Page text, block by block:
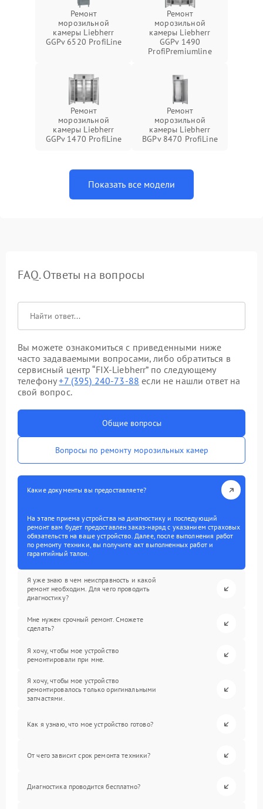
Ремонт
морозильной
камеры Liebherr
GGPv 6520 ProfiLine
Ремонт
морозильной
камеры Liebherr
GGPv 1490
ProfiPremiumline
Ремонт
морозильной
камеры Liebherr
GGPv 1470 ProfiLine
Ремонт
морозильной
камеры Liebherr
BGPv 8470 ProfiLine
Показать все модели
FAQ. Ответы на вопросы
Вы можете ознакомиться с приведенными ниже
часто задаваемыми вопросами, либо обратиться в
сервисный центр “FIX-Liebherr” по следующему
телефону+7 (395) 240-73-88 если не нашли ответ на
свой вопрос.
Общие вопросы
Вопросы по ремонту морозильных камер
Какие документы вы предоставляете?
На этапе приема устройства на диагностику и последующий
ремонт вам будет предоставлен заказ-наряд с указанием страховых
обязательств на ваше устройство. Далее, после выполнения работ
по ремонту техники, вы получите акт выполненных работ и
гарантийный талон.
Я уже знаю в чем неисправность и какой
ремонт необходим. Для чего проводить
диагностику?
Мне нужен срочный ремонт. Сможете
сделать?
Я хочу, чтобы мое устройство
ремонтировали при мне.
Я хочу, чтобы мое устройство
ремонтировалось только оригинальными
запчастями.
Как я узнаю, что мое устройство готово?
От чего зависит срок ремонта техники?
Диагностика проводится бесплатно?